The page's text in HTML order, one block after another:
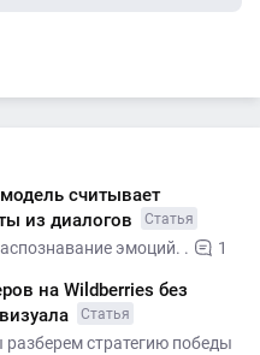
считывает
из диалогов
Статья
эмоций. . 1
на Wildberries без
Статья
стратегию победы